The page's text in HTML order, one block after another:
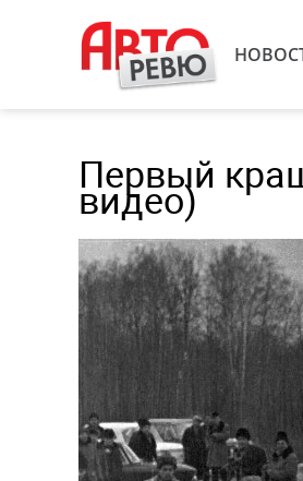
Первый
видео)